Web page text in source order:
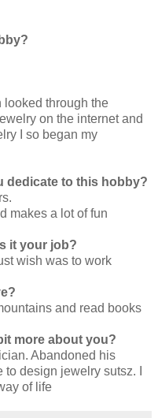
looked through the
on the internet and
I so began my
dedicate to this hobby?
makes a lot of fun
it your job?
wish was to work
and read books
more about you?
Abandoned his
design jewelry sutsz. I
of life